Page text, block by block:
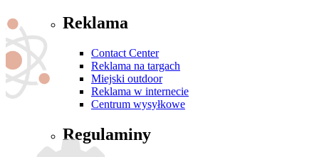
Reklama
Contact Center
Reklama na targach
Miejski outdoor
Reklama w internecie
Centrum wysyłkowe
Regulaminy